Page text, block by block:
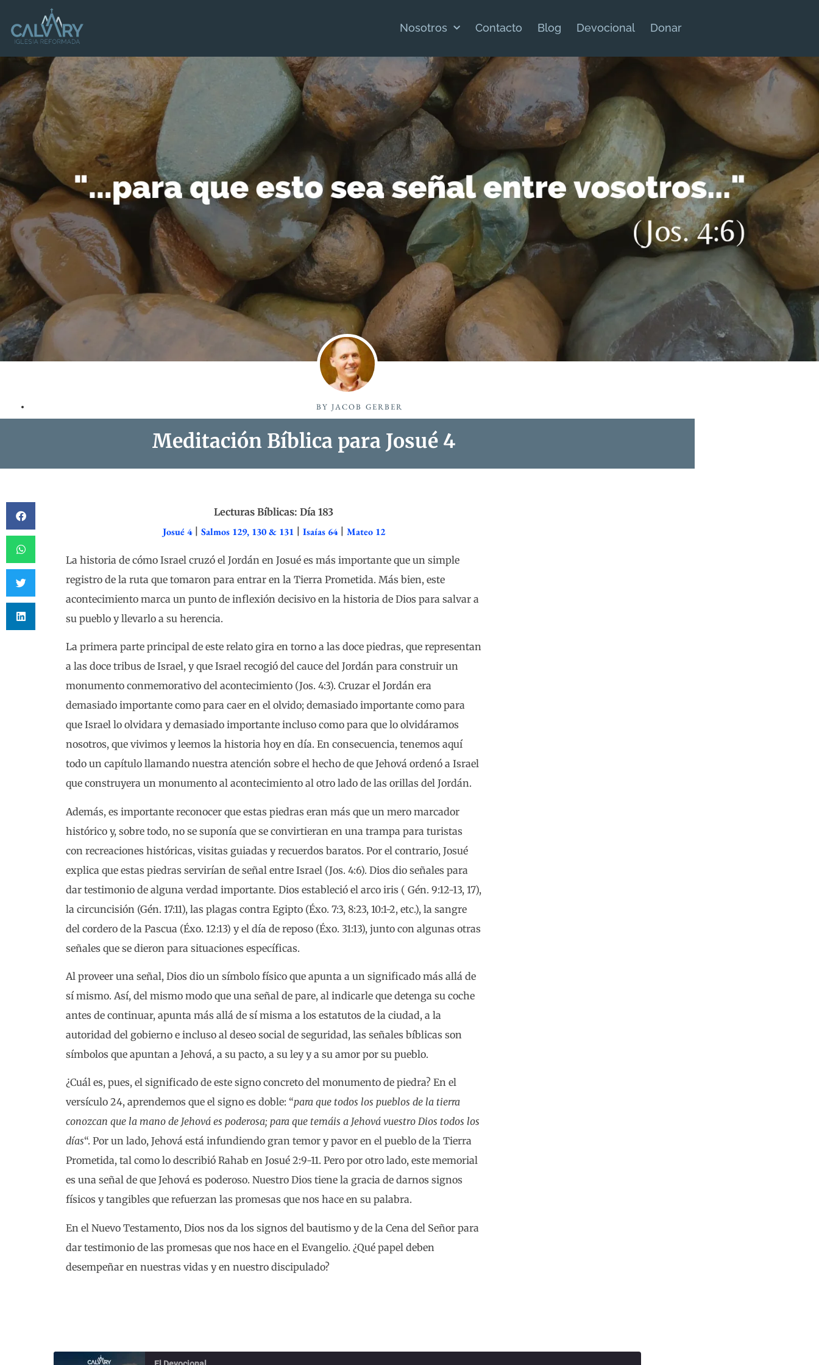
Nosotros Contacto Blog Devocional Donar
BY JACOB GERBER
Meditación Bíblica para Josué 4
Lecturas Bíblicas: Día 183
Josué 4| Salmos 129, 130 & 131 Isaías 64| Mateo 12
La historia de cómo Israel cruzó el Jordán en Josué es más importante que un simple
registro de la ruta que tomaron para entrar en la Tierra Prometida. Más bien, este
acontecimiento marca un punto de inflexión decisivo en la historia de Dios para salvar a
su pueblo y llevarlo a su herencia.
La primera parte principal de este relato gira en torno a las doce piedras, que representan
a las doce tribus de Israel, y que Israel recogió del cauce del Jordán para construir un
monumento conmemorativo del acontecimiento (Jos. 4:3). Cruzar el Jordán era
demasiado importante como para caer en el olvido; demasiado importante como para
que Israel lo olvidara y demasiado importante incluso como para que lo olvidáramos
nosotros, que vivimos y leemos la historia hoy en día. En consecuencia, tenemos aquí
todo un capítulo llamando nuestra atención sobre el hecho de que Jehová ordenó a Israel
que construyera un monumento al acontecimiento al otro lado de las orillas del Jordán.
Además, es importante reconocer que estas piedras eran más que un mero marcador
histórico y, sobre todo, no se suponía que se convirtieran en una trampa para turistas
con recreaciones históricas, visitas guiadas y recuerdos baratos. Por el contrario, Josué
explica que estas piedras servirían de señal entre Israel (Jos. 4:6). Dios dio señales para
dar testimonio de alguna verdad importante. Dios estableció el arco iris ( Gén. 9:12-13, 17),
la circuncisión (Gén. 17:11), las plagas contra Egipto (Éxo. 7:3, 8:23, 10:1-2, etc.), la sangre
del cordero de la Pascua (Éxo. 12:13) y el día de reposo (Éxo. 31:13), junto con algunas otras
señales que se dieron para situaciones específicas.
Al proveer una señal, Dios dio un símbolo físico que apunta a un significado más allá de
sí mismo. Así, del mismo modo que una señal de pare, al indicarle que detenga su coche
antes de continuar, apunta más allá de sí misma a los estatutos de la ciudad, a la
autoridad del gobierno e incluso al deseo social de seguridad, las señales bíblicas son
símbolos que apuntan a Jehová, a su pacto, a su ley y a su amor por su pueblo.
¿Cuál es, pues, el significado de este signo concreto del monumento de piedra? En el
versículo 24, aprendemos que el signo es doble: “para que todos los pueblos de la tierra
conozcan que la mano de Jehová es poderosa; para que temáis a Jehová vuestro Dios todos los
días“. Por un lado, Jehová está infundiendo gran temor y pavor en el pueblo de la Tierra
Prometida, tal como lo describió Rahab en Josué 2:9-11. Pero por otro lado, este memorial
es una señal de que Jehová es poderoso. Nuestro Dios tiene la gracia de darnos signos
físicos y tangibles que refuerzan las promesas que nos hace en su palabra.
En el Nuevo Testamento, Dios nos da los signos del bautismo y de la Cena del Señor para
dar testimonio de las promesas que nos hace en el Evangelio. ¿Qué papel deben
desempeñar en nuestras vidas y en nuestro discipulado?